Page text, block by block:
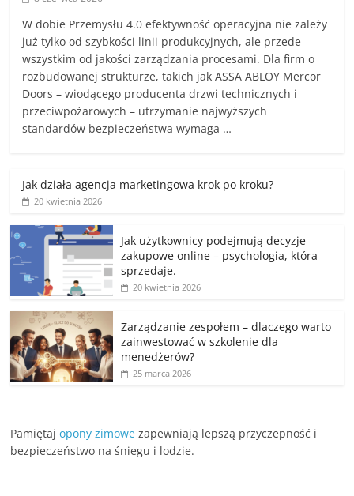
W dobie Przemysłu 4.0 efektywność operacyjna nie zależy
już tylko od szybkości linii produkcyjnych, ale przede
wszystkim od jakości zarządzania procesami. Dla firm o
rozbudowanej strukturze, takich jak ASSA ABLOY Mercor
Doors – wiodącego producenta drzwi technicznych i
przeciwpożarowych – utrzymanie najwyższych
standardów bezpieczeństwa wymaga …
Jak działa agencja marketingowa krok po kroku?
20 kwietnia 2026
Jak użytkownicy podejmują decyzje
zakupowe online – psychologia, która
sprzedaje.
20 kwietnia 2026
Zarządzanie zespołem – dlaczego warto
zainwestować w szkolenie dla
menedżerów?
25 marca 2026
Pamiętajopony zimowe zapewniają lepszą przyczepność i
bezpieczeństwo na śniegu i lodzie.